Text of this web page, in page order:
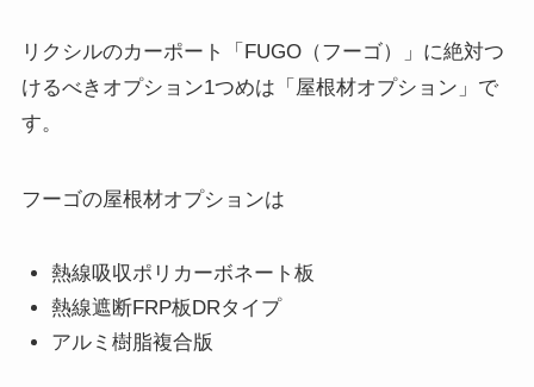
リクシルのカーポート「FUGO（フーゴ）」に絶対つ
けるべきオプション1つめは「屋根材オプション」で
す。
フーゴの屋根材オプションは
熱線吸収ポリカーボネート板
熱線遮断FRP板DRタイプ
アルミ樹脂複合版